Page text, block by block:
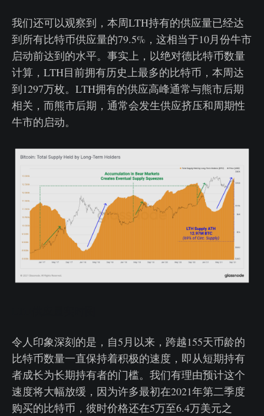
我们还可以观察到，本周LTH持有的供应量已经达
到所有比特币供应量的79.5%，这相当于10月份牛市
启动前达到的水平。事实上，以绝对德比特币数量
计算，LTH目前拥有历史上最多的比特币，本周达
到1297万枚。LTH拥有的供应高峰通常与熊市后期
相关，而熊市后期，通常会发生供应挤压和周期性
牛市的启动。
令人印象深刻的是，自5月以来，跨越155天币龄的
比特币数量一直保持着积极的速度，即从短期持有
者成长为长期持有者的门槛。我们有理由预计这个
速度将大幅放缓，因为许多最初在2021年第二季度
购买的比特币，彼时价格还在5万至6.4万美元之